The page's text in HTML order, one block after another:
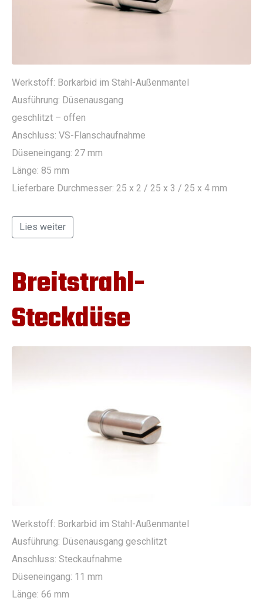
Werkstoff: Borkarbid im Stahl-Außenmantel
Ausführung: Düsenausgang
geschlitzt – offen
Anschluss: VS-Flanschaufnahme
Düseneingang: 27 mm
Länge: 85 mm
Lieferbare Durchmesser: 25 x 2 / 25 x 3 / 25 x 4 mm
Lies weiter
Breitstrahl-
Steckdüse
Werkstoff: Borkarbid im Stahl-Außenmantel
Ausführung: Düsenausgang geschlitzt
Anschluss: Steckaufnahme
Düseneingang: 11 mm
Länge: 66 mm